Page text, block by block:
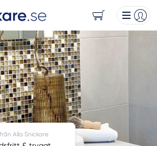
Alla Snickare